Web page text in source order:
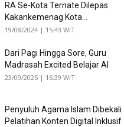
RA Se-Kota Ternate Dilepas
Kakankemenag Kota...
19/08/2024 | 15:43 WIT
Dari Pagi Hingga Sore, Guru
Madrasah Excited Belajar AI
23/09/2025 | 16:39 WIT
Penyuluh Agama Islam Dibekali
Pelatihan Konten Digital Inklusif